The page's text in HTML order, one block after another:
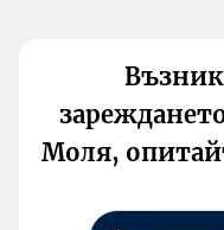
Моля,